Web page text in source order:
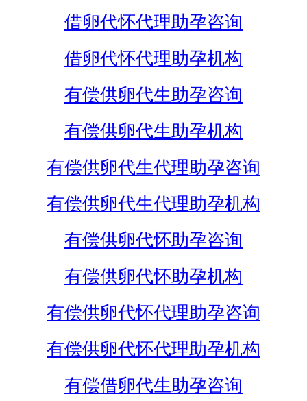
借卵代怀代理助孕咨询
借卵代怀代理助孕机构
有偿供卵代生助孕咨询
有偿供卵代生助孕机构
有偿供卵代生代理助孕咨询
有偿供卵代生代理助孕机构
有偿供卵代怀助孕咨询
有偿供卵代怀助孕机构
有偿供卵代怀代理助孕咨询
有偿供卵代怀代理助孕机构
有偿借卵代生助孕咨询